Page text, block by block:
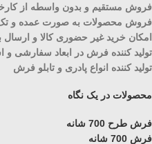
فروش مستقیم و بدون واسطه از
فروش محصولات به صورت عمده و
امکان خرید غیر حضوری کالا و ارسال
تولید کننده فرش در ابعاد سفارشی و
تولید کننده انواع پادری و تابلو فرش
محصولات در یک نگاه
فرش طرح 700 شانه
فرش 700 شانه